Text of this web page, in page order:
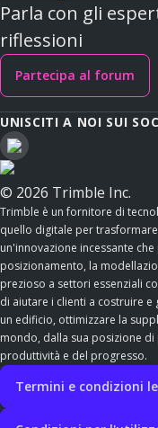
Parla con gli
riflessioni
Partecipa al forum
UNISCITI A NOI SUI
© 2026 Trimble Inc.
Trimble è un fornitore di
quello digitale per
un'innovazione incessante
posizionamento, la
prezioso a settori essenziali
di aiutare i clienti a costruire
un edificio, ottimizzare la
mondo, dalla sua posizione
produttività e del progresso.
Termini e condizioni